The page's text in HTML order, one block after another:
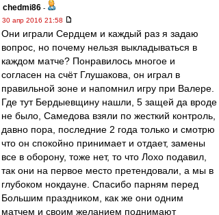
chedmi86 -
30 апр 2016 21:58
Они играли Сердцем и каждый раз я задаю
вопрос, но почему нельзя выкладываться в
каждом матче? Понравилось многое и
согласен на счёт Глушакова, он играл в
правильной зоне и напомнил игру при Валере.
Где тут Бердыевщину нашли, 5 защей да вроде
не было, Самедова взяли по жесткий контроль,
давно пора, последние 2 года только и смотрю
что он спокойно принимает и отдает, замены
все в оборону, тоже нет, то что Лохо подавил,
так они на первое место претендовали, а мы в
глубоком нокдауне. Спасибо парням перед
Большим праздником, как же они одним
матчем и своим желанием поднимают